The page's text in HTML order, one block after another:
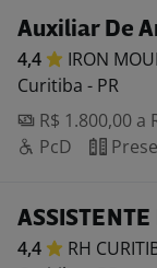
Auxiliar De
4,4 IRON
Curitiba - PR
R$ 1.800,00 a
PcD
ASSISTENTE
4,4 RH